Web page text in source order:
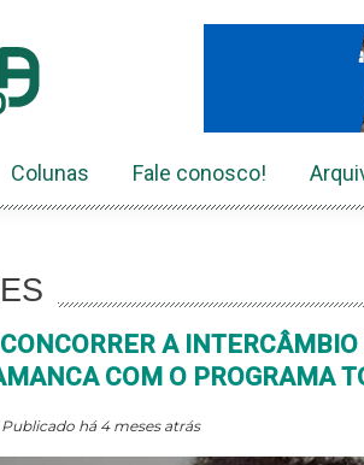
Colunas Fale conosco!
A
COM O PROGRAMA
há 4 meses atrás